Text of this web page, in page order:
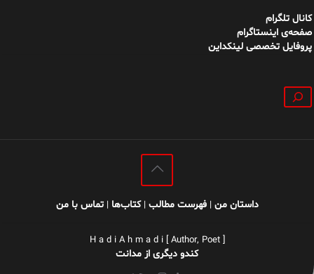
کانال تلگرام
صفحه‌ی اینستاگرام
پروفایل تخصصی لینکداین
جستجو
داستان من |فهرست مطالب |کتاب‌ها |تماس با من
H a d i A h m a d i [ Author, Poet ]
کندو دیگری از مدانت